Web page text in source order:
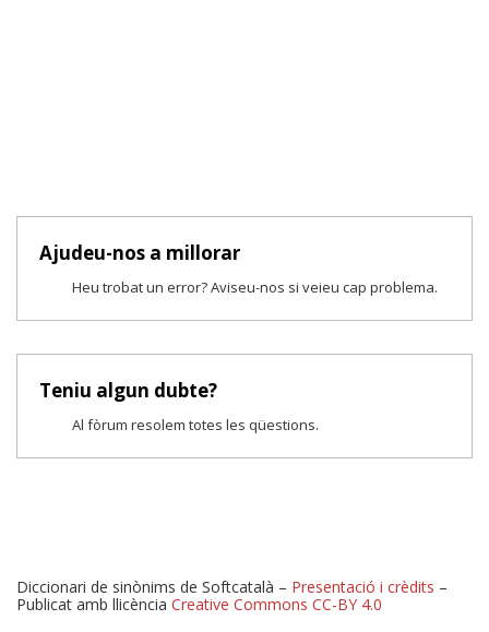
Ajudeu-nos a millorar
Heu trobat un error? Aviseu-nos si veieu cap problema.
Teniu algun dubte?
Al fòrum resolem totes les qüestions.
Diccionari de sinònims de Softcatalà – Presentació i crèdits –
Publicat amb llicència Creative Commons CC-BY 4.0